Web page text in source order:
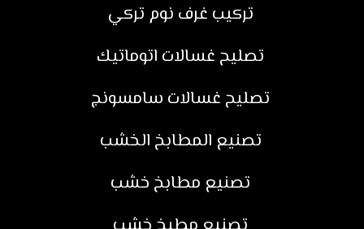
تركيب غرف نوم تركي
تصليح غسالات اتوماتيك
تصليح غسالات سامسونج
تصنيع المطابخ الخشب
تصنيع مطابخ خشب